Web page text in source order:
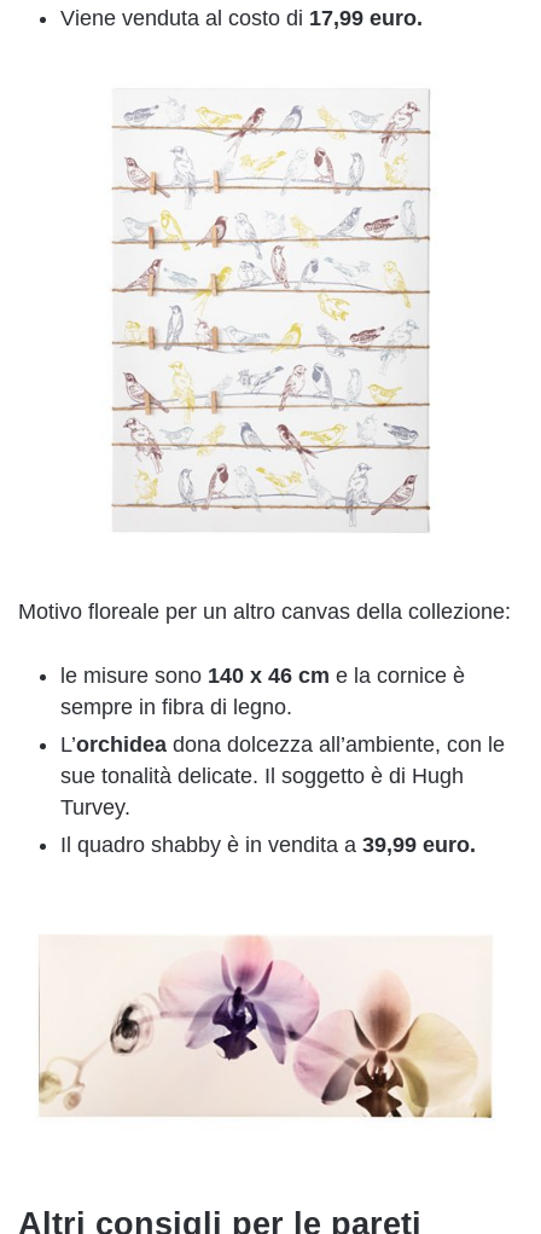
Viene venduta al costo di 17,99 euro.
Motivo floreale per un altro canvas della collezione:
le misure sono 140 x 46 cm e la cornice è
sempre in fibra di legno.
L’orchidea dona dolcezza all’ambiente, con le
sue tonalità delicate. Il soggetto è di Hugh
Turvey.
Il quadro shabby è in vendita a 39,99 euro.
Altri consigli per le pareti